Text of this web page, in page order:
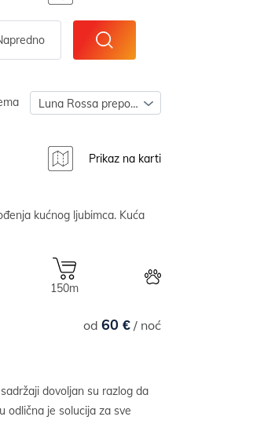
Luna Rossa preporuča
Prikaz na karti
kućnog ljubimca. Kuća
150m
od 60 €/ noć